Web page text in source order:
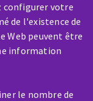
configurer votre
de l'existence de
Web peuvent être
information
le nombre de
panne ?